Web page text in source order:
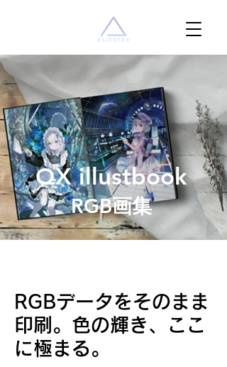
QX illustbook
RGB画集
RGBデータをそのまま
印刷。色の輝き、ここ
に極まる。